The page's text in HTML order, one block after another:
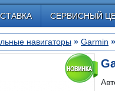
СЕРВИСНЫЙ
навигаторы » Garmin